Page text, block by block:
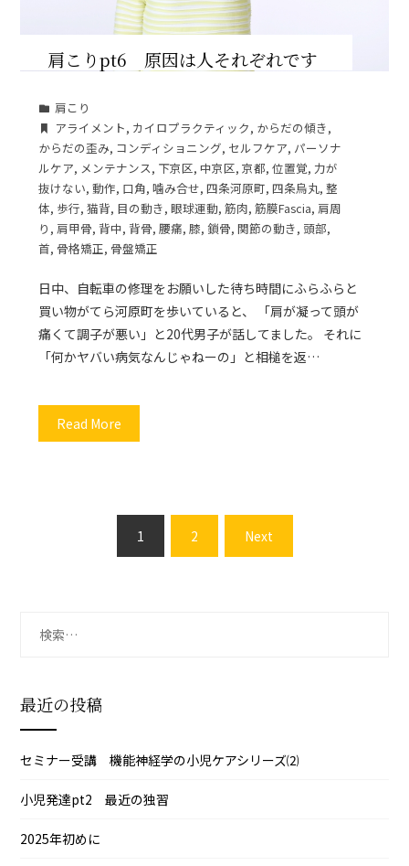
肩こりpt6 原因は人それぞれです
肩こり
アライメント, カイロプラクティック, からだの傾き,
からだの歪み, コンディショニング, セルフケア, パーソナ
ルケア, メンテナンス, 下京区,中京区,京都,位置覚, 力が
抜けない,動作, 口角,噛み合せ,四条河原町,四条烏丸,整
体, 歩行,猫背, 目の動き,眼球運動,筋肉,筋膜Fascia,肩周
り ,肩甲骨, 背中, 背骨,腰痛,膝,鎖骨,関節の動き, 頭部,
首, 骨格矯正, 骨盤矯正
日中、自転車の修理をお願いした待ち時間にふらふらと
買い物がてら河原町を歩いていると、 「肩が凝って頭が
痛くて調子が悪い」と20代男子が話してました。 それに
「何かヤバい病気なんじゃねーの」と相槌を返…
Read More
り
1 2 Next
最近の投稿
セミナー受講 機能神経学の小児ケアシリーズ⑵
小児発達pt2 最近の独習
2025年初めに